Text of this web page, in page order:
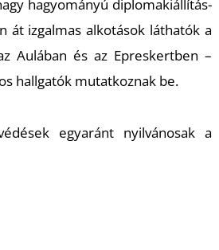
hagyományú diplomakiállítás-
át izgalmas alkotások láthatók a
Aulában és az Epreskertben –
hallgatók mutatkoznak be.
egyaránt nyilvánosak a